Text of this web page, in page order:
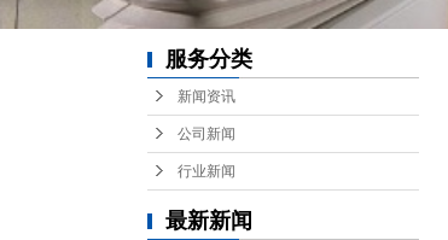
服务分类
新闻资讯
公司新闻
行业新闻
最新新闻